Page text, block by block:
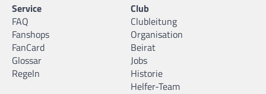
Service
FAQ
Fanshops
FanCard
Glossar
Regeln
Club
Clubleitung
Organisation
Beirat
Jobs
Historie
Helfer-Team